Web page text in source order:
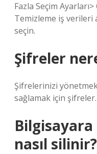
Fazla Seçim
Temizleme iş verileri
seçin.
Şifreler
Şifrelerinizi
sağlamak için şifreler.
Bilgisayara
nasıl silinir?